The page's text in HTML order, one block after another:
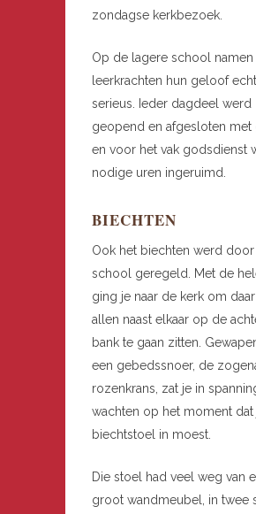
zondagse kerkbezoek.
Op de lagere school
leerkrachten hun geloof
serieus. Ieder dagdeel werd
geopend en afgesloten met
en voor het vak godsdienst
nodige uren ingeruimd.
BIECHTEN
Ook het biechten werd
school geregeld. Met de
ging je naar de kerk om
allen naast elkaar op de
bank te gaan zitten.
een gebedssnoer, de
rozenkrans, zat je in
wachten op het moment dat
biechtstoel in moest.
Die stoel had veel weg van
groot wandmeubel, in twee